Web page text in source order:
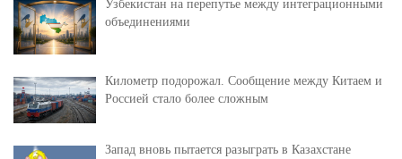
Узбекистан на перепутье между интеграционными
объединениями
Километр подорожал. Сообщение между Китаем и
Россией стало более сложным
Запад вновь пытается разыграть в Казахстане